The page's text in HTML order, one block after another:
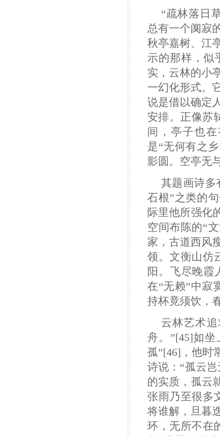
“疏林落日
总有一个阒寂
秋亭嘉树、江
示的那样，似
实，云林的小
一幻化形式。
说是借以确定
安排。正像苏
间，亭子也
是“无何有之
影圆。空亭无
其题画诗多
石根”之类的
际里他所强化
空间布陈的“
家，古道西风
领。文衡山仿
阳。飞尽晚霞
在“无赖”中寂
持杯竟须饮，
云林艺术
舟。”[45]如
孤”[46]，他时
诗说：“孤云
的实质，孤云
张雨乃至很多
将谁解，旦暮
环，无所不在